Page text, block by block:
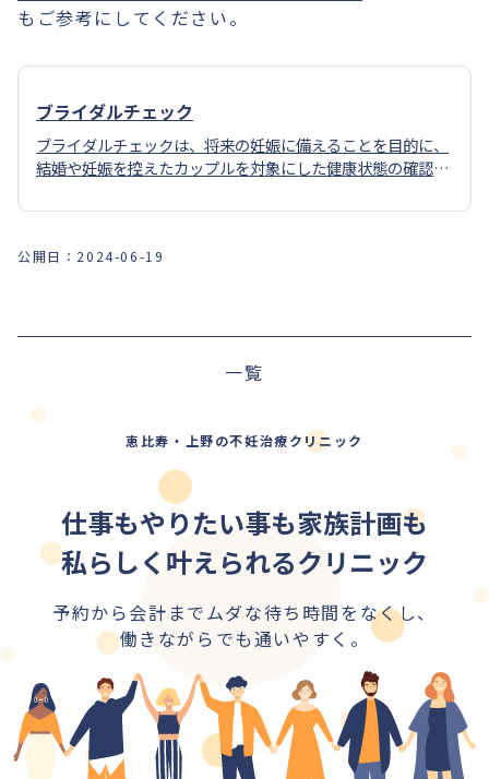
もご参考にしてください。
ブライダルチェック
ブライダルチェックは、将来の妊娠に備えることを目的に、
結婚や妊娠を控えたカップルを対象にした健康状態の確認の
公開日： 2024-06-19
一覧
恵比寿・上野の不妊治療クリニック
仕事もやりたい事も家族計画も
私らしく叶えられるクリニック
予約から会計までムダな待ち時間をなくし、
働きながらでも通いやすく。